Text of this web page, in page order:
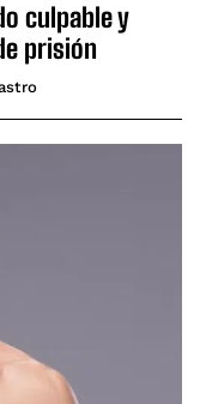
culpable y
prisión